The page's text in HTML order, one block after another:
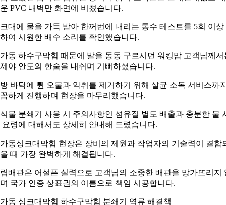
PVC 내벽만 화면에 비쳤습니다.
대에 물을 가득 받아 한꺼번에 내리는 통수 테스트를 5회 이상
여 시원한 배수 소리를 확인했습니다.
동 하수구막힘 때문에 발을 동동 구르시던 워킹맘 고객님께서
야 안도의 한숨을 내쉬며 기뻐하셨습니다.
바닥에 튄 오물과 악취를 제거하기 위해 살균 소독 서비스까
하게 진행하며 현장을 마무리했습니다.
물 분쇄기 사용 시 주의사항인 섬유질 별도 배출과 충분한 물
요령에 대해서도 상세히 안내해 드렸습니다.
동싱크대막힘 현장은 장비의 제원과 작업자의 기술력이 결합
때 가장 완벽하게 해결됩니다.
배관은 어설픈 실력으로 고객님의 소중한 배관을 망가뜨리지
국가 인증 상표권의 이름으로 책임 시공합니다.
동 싱크대막힘 하수구막힘 분쇄기 역류 해결책